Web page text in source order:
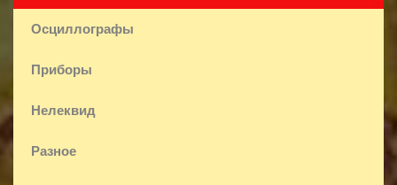
Осциллографы
Приборы
Нелеквид
Разное